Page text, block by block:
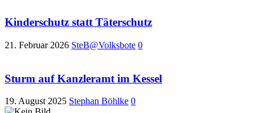
Kinderschutz statt Täterschutz
21. Februar 2026 SteB@Volksbote 0
Sturm auf Kanzleramt im Kessel
19. August 2025 Stephan Böhlke 0